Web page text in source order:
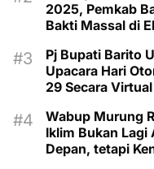
2025, Pemkab
Bakti Massal di
Pj Bupati Barito
Upacara Hari
29 Secara Virtual
Wabup Murung
Iklim Bukan Lagi
Depan, tetapi